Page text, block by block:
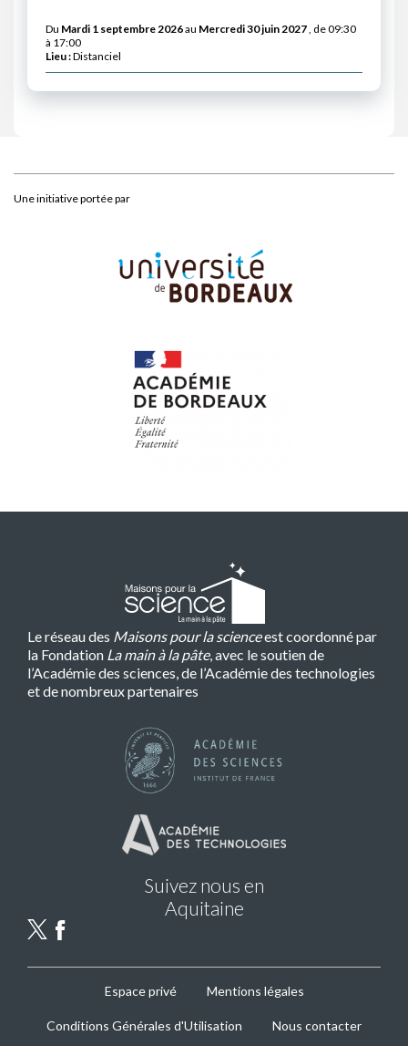
Du Mardi 1 septembre 2026au Mercredi 30 juin 2027, de 09:30
à 17:00
Lieu :Distanciel
Une initiative portée par
Le réseau des Maisons pour la scienceest coordonné par
la Fondation La main à la pâte, avec le soutien de
l’Académie des sciences, de l’Académie des technologies
et de nombreux partenaires
Suivez nous en
Aquitaine
Footer
Espace privé Mentions légales
Conditions Générales d'Utilisation Nous contacter